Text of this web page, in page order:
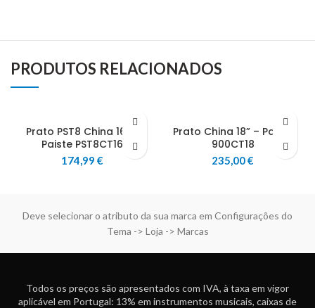
PRODUTOS RELACIONADOS
Prato PST8 China 16” –
Paiste PST8CT16
174,99 €
Prato China 18” – Paiste
900CT18
235,00€
Deve selecionar o atributo da sua marca em Configurações do
Tema -> Loja -> Marcas
Todos os preços são apresentados com IVA, à taxa em vigor
aplicável em Portugal: 13% em instrumentos musicais, caixas de